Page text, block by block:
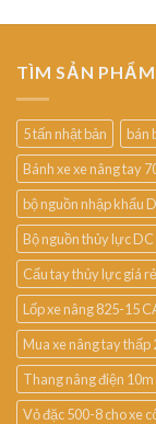
TÌM SẢN
5 tấn nhật bản
bán
Bánh xe xe nâng tay
bộ nguồn nhập khẩu
Bộ nguồn thủy lực
Cẩu tay thủy lực giá rẻ
Lốp xe nâng 825-15
Mua xe nâng tay thấp
Thang nâng điện 10m
Vỏ đặc 500-8 cho xe